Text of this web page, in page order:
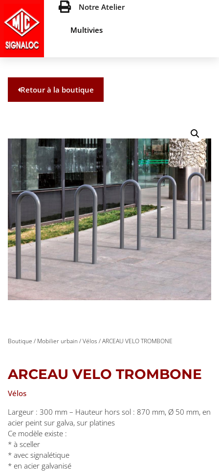
Notre Atelier
Multivies
Retour à la boutique
Boutique / Mobilier urbain /Vélos / ARCEAU VELO TROMBONE
ARCEAU VELO TROMBONE
Vélos
Largeur : 300 mm – Hauteur hors sol : 870 mm, Ø 50 mm, en
acier peint sur galva, sur platines
Ce modèle existe :
* à sceller
* avec signalétique
* en acier galvanisé